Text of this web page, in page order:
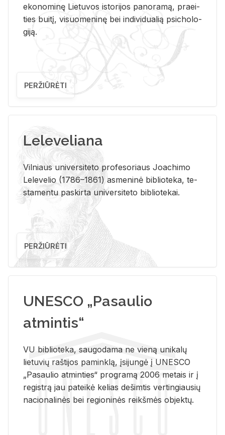
eko­no­mi­nę Lie­tu­vos is­to­ri­jos pa­no­ra­mą, pra­ei­
ties bui­tį, vi­suo­me­ni­nę bei in­di­vi­dua­lią psi­cho­lo­
gi­ją.
PERŽIŪRĖTI
Leleveliana
Vil­niaus uni­ver­si­te­to pro­fe­so­riaus Jo­a­chi­mo
Le­le­ve­lio (1786–1861) as­me­ni­nė bi­b­lio­te­ka, te­
sta­men­tu pa­skir­ta uni­ver­si­te­to bi­b­lio­te­kai.
PERŽIŪRĖTI
UNESCO „Pasaulio
atmintis“
VU biblioteka, saugodama ne vieną unikalų
lietuvių raštijos paminklą, įsijungė į UNESCO
„Pasaulio atminties“ programą 2006 metais ir į
registrą jau pateikė kelias dešimtis vertingiausių
nacionalinės bei regioninės reikšmės objektų.